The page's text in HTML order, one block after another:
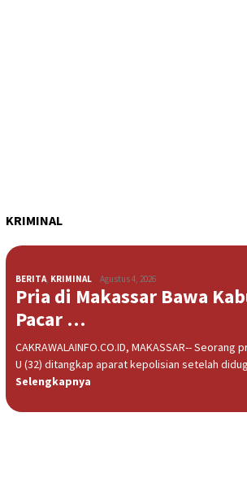
KRIMINAL
BERITA KRIMINAL Agustus 4, 2026
Pria di Makassar Bawa
Pacar …
CAKRAWALAINFO.CO.ID, MAKASSAR-- Seorang
U (32) ditangkap aparat kepolisian setelah
Selengkapnya